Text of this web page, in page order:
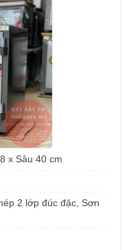
x Sâu 40 cm
2 lớp đúc đặc, Sơn